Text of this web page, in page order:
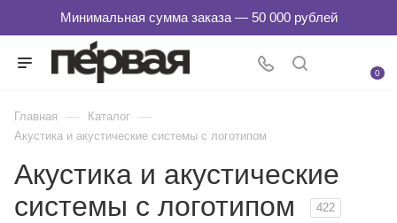
0
Главная — Каталог —
Акустика и акустические системы с логотипом
Акустика и акустические
системы с логотипом
422